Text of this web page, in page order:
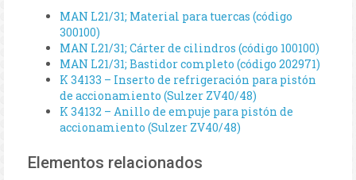
MAN L21/31; Material para tuercas (código
300100)
MAN L21/31; Cárter de cilindros (código 100100)
MAN L21/31; Bastidor completo (código 202971)
K 34133 – Inserto de refrigeración para pistón
de accionamiento (Sulzer ZV40/48)
K 34132 – Anillo de empuje para pistón de
accionamiento (Sulzer ZV40/48)
Elementos relacionados